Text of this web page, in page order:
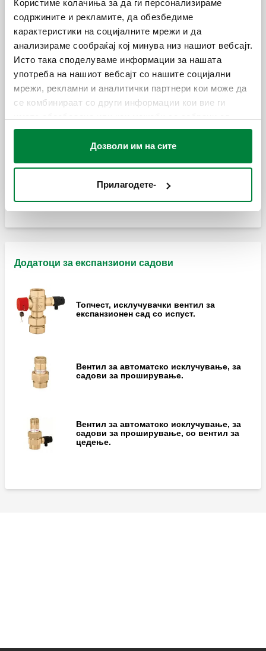
Користиме колачиња за да ги персонализираме
содржините и рекламите, да обезбедиме
карактеристики на социјалните мрежи и да
анализираме сообраќај кој минува низ нашиот вебсајт.
Исто така споделуваме информации за нашата
употреба на нашиот вебсајт со нашите социјални
мрежи, рекламни и аналитички партнери кои може да
се комбинираат со други информации кои вие ги
вашата употреба на нивните услуги.
Дозволи им на сите
Прилагодете-
Заварен експанзионен сад, за системи за
топла вода, EC сертификат.
Заварен експанзионен сад, за системи за
Заварен експанзионен сад, за системи за
Додатоци за експанзиони садови
Топчест, исклучувачки вентил за
експанзионен сад со испуст.
Вентил за автоматско исклучување, за
садови за проширување.
Вентил за автоматско исклучување, за
садови за проширување, со вентил за
цедење.